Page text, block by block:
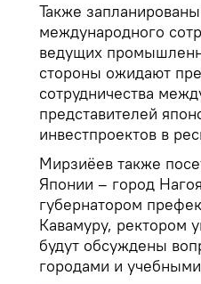
Также
международного
ведущих
стороны ожидают
сотрудничества
представителей
инвестпроектов в
Мирзиёев также
Японии – город
губернатором
Кавамуру, ректором
будут обсуждены
городами и